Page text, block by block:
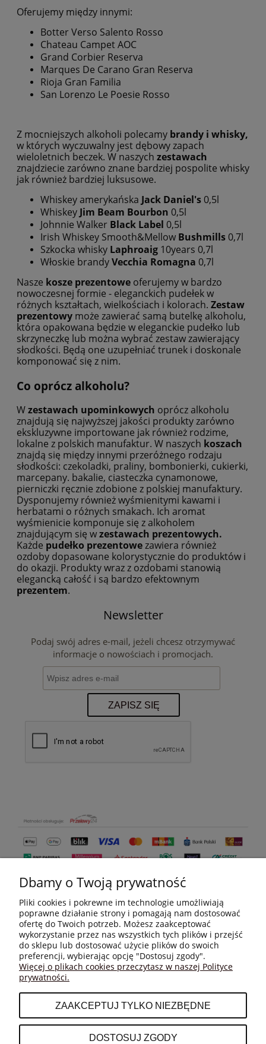
Oferujemy między innymi:
Botter Verso Salento Rosso
Chateau Campet AOC
Grand Corbier Reserva
Marques De Carano Gran Reserva
Rioja Gran Familia
San Lorenzo Le Poesie Rosso
Z mocniejszych alkoholi polecamy brandy i whisky,
w których wyczuwalny jest dębowy zapach
wieloletnich beczek. W naszych zestawach
znajdziecie zarówno znane bardziej pospolite whisky
jak również bardziej luksusowe.
Whiskey amerykańska Jack Daniel's 0,5l
Whiskey Jim Beam Bourbon 0,5l
Johnnie Walker Black Label 0,5l
Irish Whiskey Smooth&Mellow Bushmills 0,7l
Szkocka whisky Laphroaig 10years 0,7l
Włoskie brandyVecchia Romagna 0,7l
Nasze kosze prezentowe oferujemy w bardzo
nowoczesnej formie - eleganckich pudełek w
różnych kształtach, wielkościach i kolorach. Zestaw
prezentowy może zawierać samą butelkę alkoholu,
która opakowana będzie w eleganckie pudełko lub
skrzyneczkę lub można wybrać zestaw zawierający
słodkości. Będą one uzupełniać trunek i doskonale
komponować się z nim.
Co oprócz alkoholu?
Wzestawach upominkowych oprócz alkoholu
znajdują się najwyższej jakości produkty zarówno
ekskluzywne importowane jak również rodzime,
lokalne z polskich manufaktur. W naszych koszach
znajdą się między innymi przeróżnego rodzaju
słodkości: czekoladki, praliny, bombonierki, cukierki,
marcepany. bakalie, ciasteczka cynamonowe,
pierniczki ręcznie zdobione z polskiej manufaktury.
Dysponujemy również wyśmienitymi kawami i
herbatami o różnych smakach. Ich aromat
wyśmienicie komponuje się z alkoholem
znajdującym się wzestawach prezentowych.
Każde pudełko prezentowezawiera również
ozdoby dopasowane kolorystycznie do produktów i
do okazji. Produkty wraz z ozdobami stanowią
elegancką całość i są bardzo efektownym
prezentem.
Newsletter
Podaj swój adres e-mail, jeżeli chcesz otrzymywać
informacje o nowościach i promocjach.
ZAPISZ SIĘ
MOJE KONTO
INFORMACJE
Dbamy o Twoją prywatność
Pliki cookies i pokrewne im technologie umożliwiają
poprawne działanie strony i pomagają nam dostosować
ofertę do Twoich potrzeb. Możesz zaakceptować
wykorzystanie przez nas wszystkich tych plików i przejść
do sklepu lub dostosować użycie plików do swoich
preferencji, wybierając opcję "Dostosuj zgody".
Więcej o plikach cookies przeczytasz w naszej Polityce
prywatności.
ZAAKCEPTUJ TYLKO NIEZBĘDNE
DOSTOSUJ ZGODY